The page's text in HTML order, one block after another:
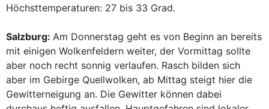
Höchsttemperaturen: 27 bis 33 Grad.
Salzburg: Am Donnerstag geht es von Beginn an bereits
mit einigen Wolkenfeldern weiter, der Vormittag sollte
aber noch recht sonnig verlaufen. Rasch bilden sich
aber im Gebirge Quellwolken, ab Mittag steigt hier die
Gewitterneigung an. Die Gewitter können dabei